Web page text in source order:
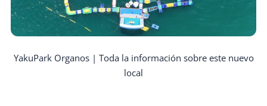
YakuPark Organos | Toda la información sobre este nuevo
local